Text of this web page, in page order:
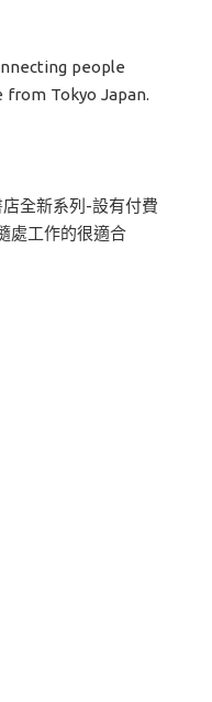
people
Tokyo Japan.
全新系列-設有付費
處工作的很適合